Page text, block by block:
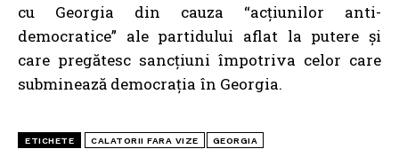
cu Georgia din cauza “acțiunilor anti-
democratice” ale partidului aflat la putere și
care pregătesc sancțiuni împotriva celor care
subminează democrația în Georgia.
ETICHETE CALATORII FARA VIZE GEORGIA